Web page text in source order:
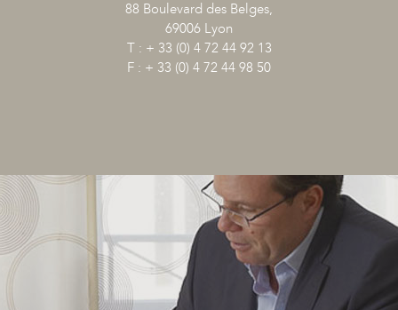
88 Boulevard des Belges,
69006 Lyon
T : + 33 (0) 4 72 44 92 13
F : + 33 (0) 4 72 44 98 50